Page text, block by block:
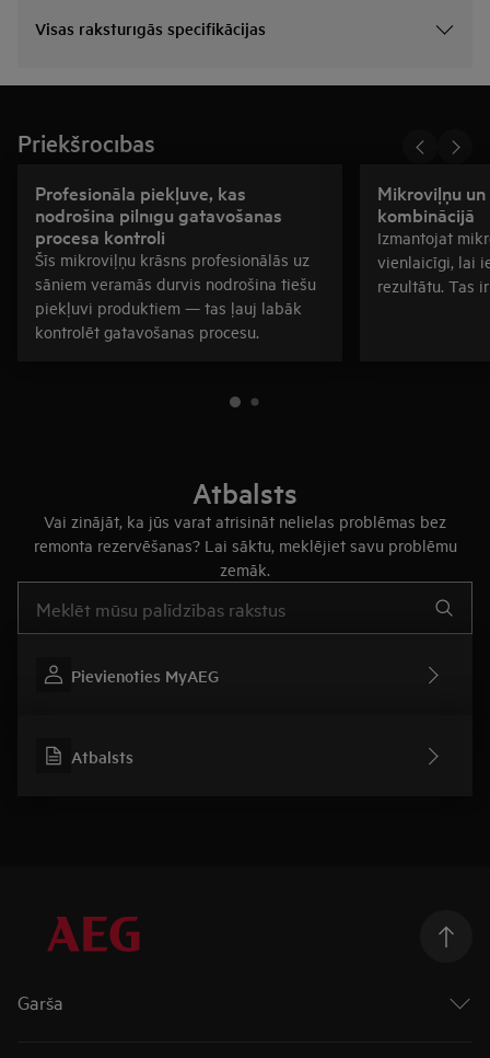
Visas raksturīgās specifikācijas
Priekšrocības
Profesionāla piekļuve, kas
nodrošina pilnīgu gatavošanas
procesa kontroli
Šīs mikroviļņu krāsns profesionālās uz
sāniem veramās durvis nodrošina tiešu
piekļuvi produktiem — tas ļauj labāk
kontrolēt gatavošanas procesu.
Mikroviļņu
kombinācijā
Izmantojat
vienlaicīgi, lai
rezultātu. Tas
Atbalsts
Vai zinājāt, ka jūs varat atrisināt nelielas problēmas bez
remonta rezervēšanas? Lai sāktu, meklējiet savu problēmu
zemāk.
Pievienoties MyAEG
Atbalsts
Garša